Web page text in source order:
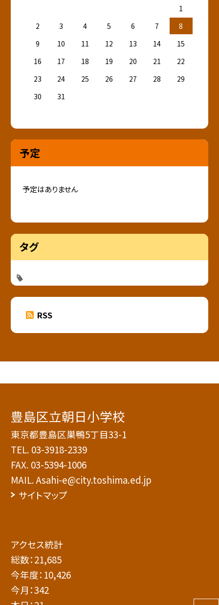
1
2
3 4 5 6 7
8
9
10 11 12 13 14
15
16
17 18 19 20 21
22
23
24 25 26 27 28
29
30
31
予定
予定はありません
タグ
RSS
豊島区立朝日小学校
東京都豊島区巣鴨5丁目33-1
TEL. 03-3918-2339
FAX. 03-5394-1006
MAIL. Asahi-e@city.toshima.ed.jp
サイトマップ
アクセス統計
総数：21,685
今年度： 10,426
今月：342